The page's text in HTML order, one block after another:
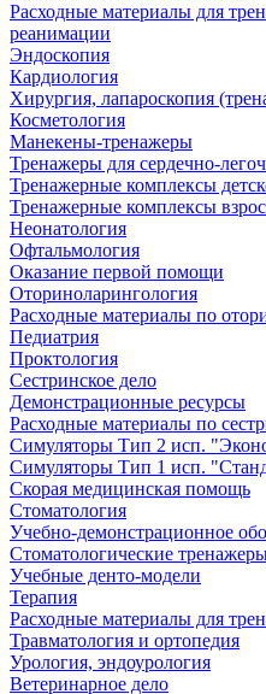
Расходные материалы для
реанимации
Эндоскопия
Кардиология
Хирургия, лапароскопия
Косметология
Манекены-тренажеры
Тренажеры для сердечно-
Тренажерные комплексы
Тренажерные комплексы
Неонатология
Офтальмология
Оказание первой помощи
Оториноларингология
Расходные материалы по
Педиатрия
Проктология
Сестринское дело
Демонстрационные ресурсы
Расходные материалы по
Симуляторы Тип 2 исп.
Симуляторы Тип 1 исп.
Скорая медицинская помощь
Стоматология
Учебно-демонстрационное
Стоматологические
Учебные денто-модели
Терапия
Расходные материалы для
Травматология и ортопедия
Урология, эндоурология
Ветеринарное дело